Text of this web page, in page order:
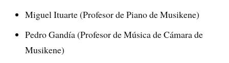
Miguel Ituarte (Profesor de Piano de Musikene)
Pedro Gandía (Profesor de Música de Cámara de
Musikene)